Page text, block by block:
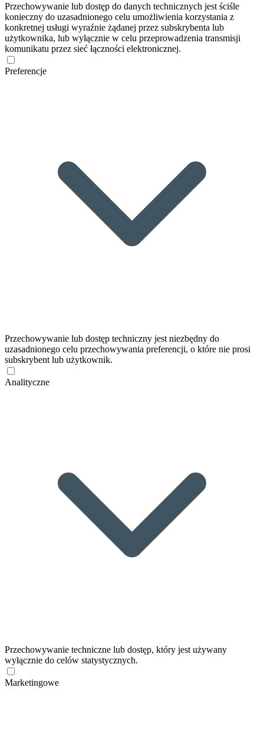
Przechowywanie lub dostęp do danych technicznych jest ściśle
konieczny do uzasadnionego celu umożliwienia korzystania z
konkretnej usługi wyraźnie żądanej przez subskrybenta lub
użytkownika, lub wyłącznie w celu przeprowadzenia transmisji
komunikatu przez sieć łączności elektronicznej.
Preferencje
Przechowywanie lub dostęp techniczny jest niezbędny do
uzasadnionego celu przechowywania preferencji, o które nie prosi
subskrybent lub użytkownik.
Analityczne
Przechowywanie techniczne lub dostęp, który jest używany
wyłącznie do celów statystycznych.
Marketingowe